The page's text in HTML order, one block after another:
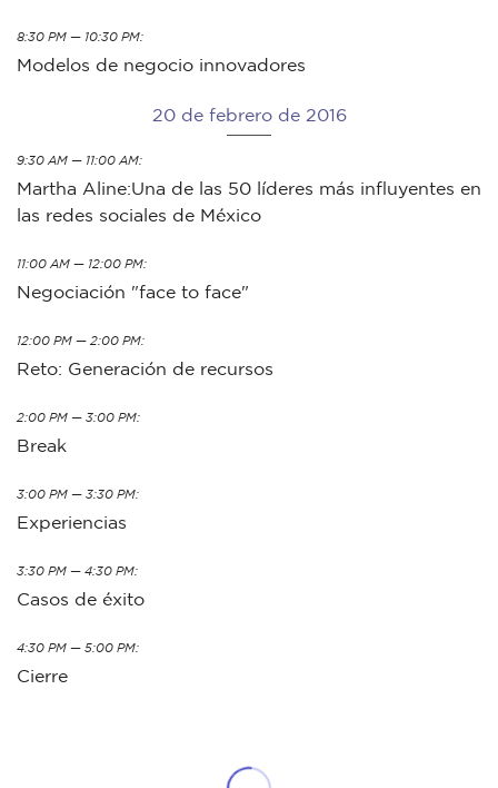
8:30 PM — 10:30 PM:
Modelos de negocio innovadores
20 de febrero de 2016
9:30 AM — 11:00 AM:
Martha Aline:Una de las 50 líderes más influyentes en
las redes sociales de México
11:00 AM — 12:00 PM:
Negociación "face to face"
12:00 PM — 2:00 PM:
Reto: Generación de recursos
2:00 PM — 3:00 PM:
Break
3:00 PM — 3:30 PM:
Experiencias
3:30 PM — 4:30 PM:
Casos de éxito
4:30 PM — 5:00 PM:
Cierre